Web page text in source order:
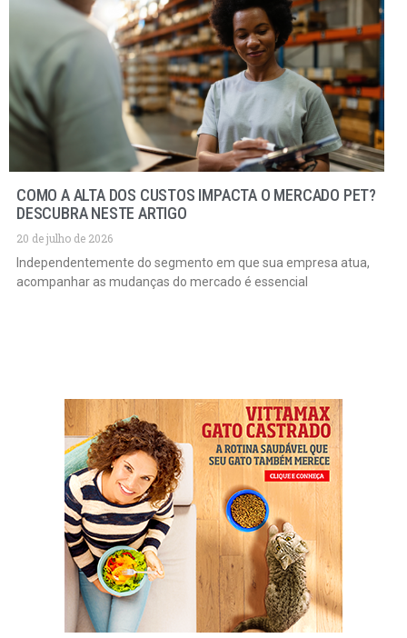
COMO A ALTA DOS CUSTOS IMPACTA O MERCADO PET?
DESCUBRA NESTE ARTIGO
20 de julho de 2026
Independentemente do segmento em que sua empresa atua,
acompanhar as mudanças do mercado é essencial